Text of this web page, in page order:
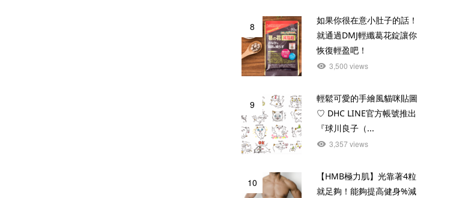
8
如果你很在意小肚子的話！
就通過DMJ輕纖葛花錠讓你
恢復輕盈吧！
3,500 views
9
輕鬆可愛的手繪風貓咪貼圖
♡ DHC LINE官方帳號推出
『球川良子（...
3,357 views
10
【HMB極力肌】光靠著4粒
就足夠！能夠提高健身%減